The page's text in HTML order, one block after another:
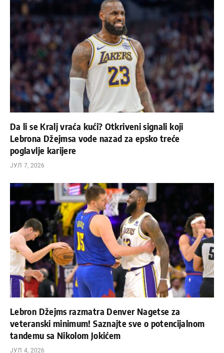
Da li se Kralj vraća kući? Otkriveni signali koji
Lebrona Džejmsa vode nazad za epsko treće
poglavlje karijere
ЈУЛ 7, 2026
Lebron Džejms razmatra Denver Nagetse za
veteranski minimum! Saznajte sve o potencijalnom
tandemu sa Nikolom Jokićem
ЈУЛ 4, 2026